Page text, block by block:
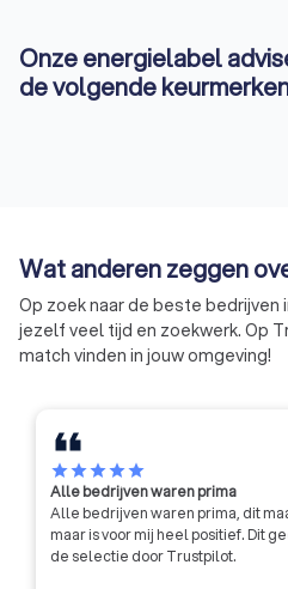
Onze energielabel
de volgende
Wat anderen zeggen
Op zoek naar de beste bedrijven
jezelf veel tijd en zoekwerk. Op
match vinden in jouw omgeving!
starstarstarstarstar
Alle bedrijven waren prima
Alle bedrijven waren prima, dit
maar is voor mij heel positief. Dit
de selectie door Trustpilot.